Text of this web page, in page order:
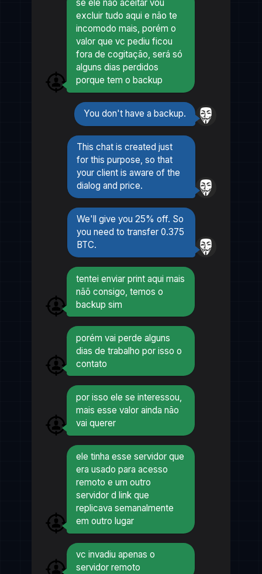
se ele não aceitar vou
excluir tudo aqui e não te
incomodo mais, porém o
valor que vc pediu ficou
fora de cogitação, será só
alguns dias perdidos
porque tem o backup
You don't have a backup.
This chat is created just
for this purpose, so that
your client is aware of the
dialog and price.
We'll give you 25% off. So
you need to transfer 0.375
BTC.
tentei enviar print aqui mais
nãõ consigo, temos o
backup sim
porém vai perde alguns
dias de trabalho por isso o
contato
por isso ele se interessou,
mais esse valor ainda não
vai querer
ele tinha esse servidor que
era usado para acesso
remoto e um outro
servidor d link que
replicava semanalmente
em outro lugar
vc invadiu apenas o
servidor remoto